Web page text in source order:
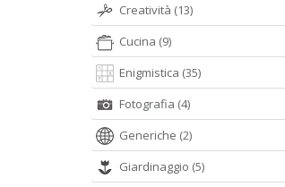
Creatività (13)
Cucina (9)
Enigmistica (35)
Fotografia (4)
Generiche (2)
Giardinaggio (5)